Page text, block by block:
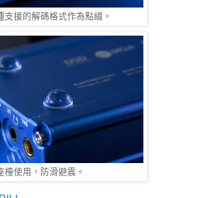
支援的解碼格式作為點綴。
檯使用，防滑避震。